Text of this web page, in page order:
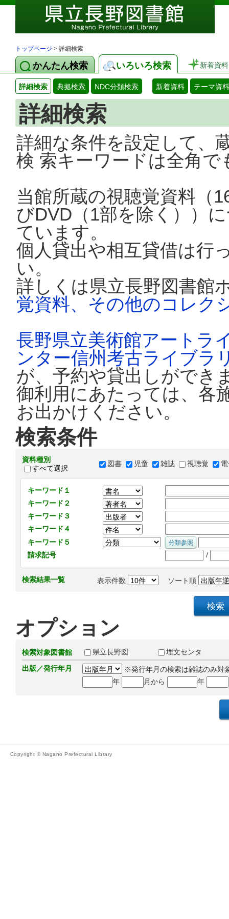
トップページ > 詳細検索
かんたん検索 いろいろ検索 新着資料
詳細検索 典拠検索 NDC分類検索 新着資料 テーマ資料
詳細検索
詳細な条件を設定して、
検 索キーワードは全角
当館所蔵の視聴覚資料（
びDVD（1部を除く））
ています。
個人貸出や相互貸借は行
い。
詳しくは県立長野図書館
覚資料、その他のコレク
長野県立美術館アートラ
ンター信州考古ライブラ
が、予約や貸出しができ
御利用にあたっては、各
お出かけください。
検索条件
資料種別
すべて選択
図書 児童 雑誌 視聴覚
キーワード１
キーワード２
キーワード３
キーワード４
キーワード５
請求記号
/
検索結果一覧 表示件数 ソート順
オプション
検索対象図書館 県立長野図
埋文センタ
出版／発行年月
※発行年月の検索は雑誌のみ対
年
月から 年
Copyright © Nagano Prefectural Library